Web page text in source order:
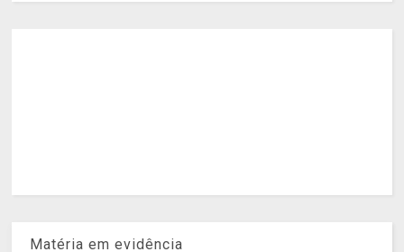
Matéria em evidência